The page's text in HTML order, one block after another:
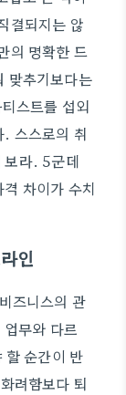
결되지는 않
의 명확한 드
맞추기보다는
스트를 섭외
스스로의 취
보라. 5군데
차이가 수치
인
즈니스의 관
무와 다르
할 순간이 반
려함보다 퇴